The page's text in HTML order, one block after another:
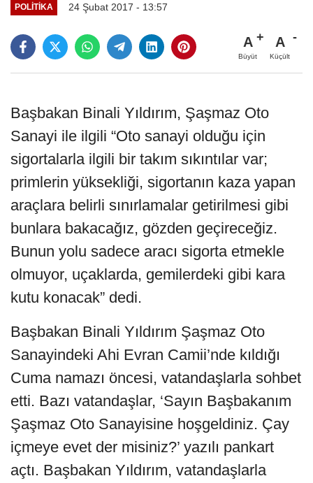
POLITIKA 24 Şubat 2017 - 13:57
A
Büyüt
A
Küçült
Başbakan Binali Yıldırım, Şaşmaz Oto
Sanayi ile ilgili “Oto sanayi olduğu için
sigortalarla ilgili bir takım sıkıntılar var;
primlerin yüksekliği, sigortanın kaza yapan
araçlara belirli sınırlamalar getirilmesi gibi
bunlara bakacağız, gözden geçireceğiz.
Bunun yolu sadece aracı sigorta etmekle
olmuyor, uçaklarda, gemilerdeki gibi kara
kutu konacak” dedi.
Başbakan Binali Yıldırım Şaşmaz Oto
Sanayindeki Ahi Evran Camii’nde kıldığı
Cuma namazı öncesi, vatandaşlarla sohbet
etti. Bazı vatandaşlar, ‘Sayın Başbakanım
Şaşmaz Oto Sanayisine hoşgeldiniz. Çay
içmeye evet der misiniz?’ yazılı pankart
açtı. Başbakan Yıldırım, vatandaşlarla